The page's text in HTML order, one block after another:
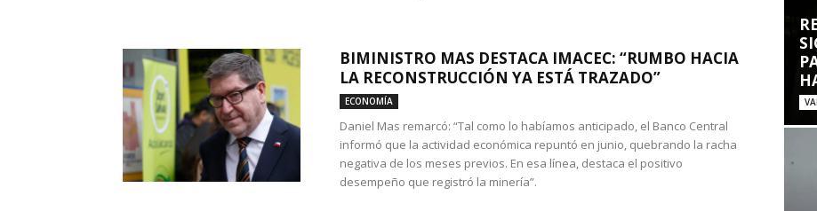
BIMINISTRO MAS DESTACA IMACEC: “RUMBO HACIA
LA RECONSTRUCCIÓN YA ESTÁ TRAZADO”
ECONOMÍA
Daniel Mas remarcó: “Tal como lo habíamos anticipado, el Banco Central
informó que la actividad económica repuntó en junio, quebrando la racha
negativa de los meses previos. En esa línea, destaca el positivo
desempeño que registró la minería”.